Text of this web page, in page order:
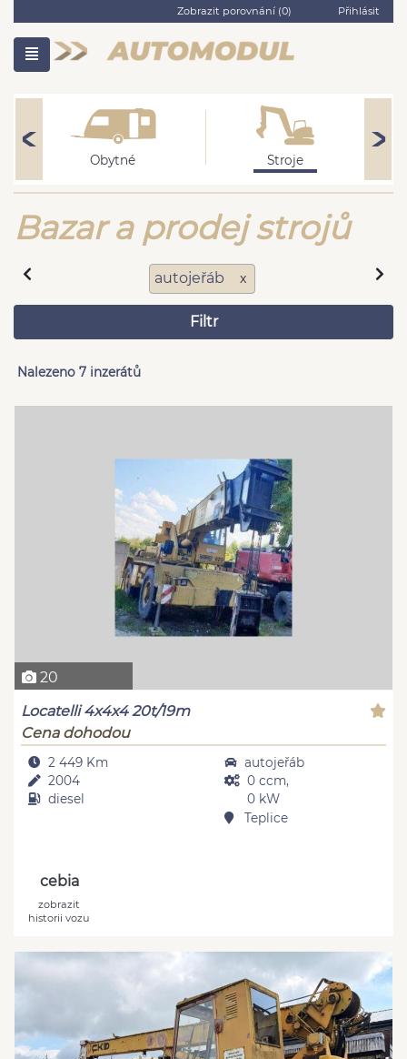
Zobrazit porovnání (0) Přihlásit
Obytné Stroje
Bazar a prodej strojů
autojeřáb x
Filtr
Nalezeno 7 inzerátů
20
Locatelli 4x4x4 20t/19m
Cena dohodou
2 449 Km
2004
diesel
autojeřáb
0 ccm,
0 kW
Teplice
cebia
zobrazit
historii vozu